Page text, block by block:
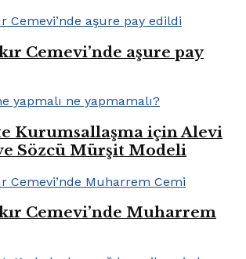
Cemevi’nde aşure pay
Kurumsallaşma için Alevi
Sözcü Mürşit Modeli
Cemevi’nde Muharrem